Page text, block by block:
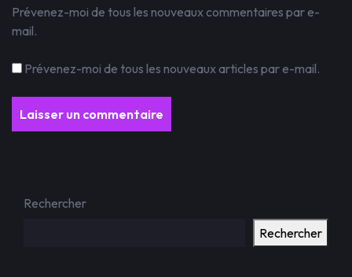
Prévenez-moi de tous les nouveaux commentaires par e-
mail.
Prévenez-moi de tous les nouveaux articles par e-mail.
Rechercher
Rechercher